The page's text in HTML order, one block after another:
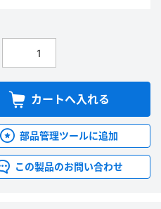
カートへ入れる
部品管理ツールに追加
この製品のお問い合わせ